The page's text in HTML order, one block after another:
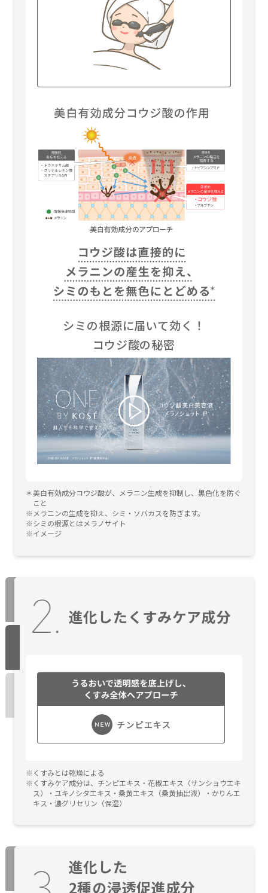
シミの根源に届いて効く！
コウジ酸の秘密
美白有効成分コウジ酸が、メラニン生成を抑制し、黒色化を防ぐ
こと
メラニンの生成を抑え、シミ・ソバカスを防ぎます。
シミの根源とはメラノサイト
イメージ
進化したくすみケア成分
くすみとは乾燥による
くすみケア成分は、チンピエキス・花椒エキス（サンショウエキ
ス）・ユキノシタエキス・桑黄エキス（桑黄抽出液）・かりんエ
キス・濃グリセリン（保湿）
進化した
2種の浸透促進成分